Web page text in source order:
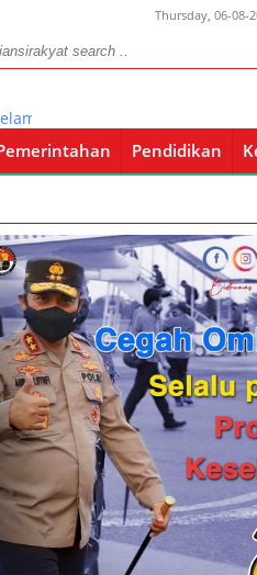
Thursday, 06-08-
2024, Kapolres : Patuhi
Pendidikan
Kesehatan